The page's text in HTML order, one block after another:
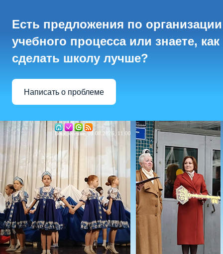
Есть предложения по организации
учебного процесса или знаете, как
сделать школу лучше?
Написать о проблеме
Воскресенье, 09.08.2026, 11:00